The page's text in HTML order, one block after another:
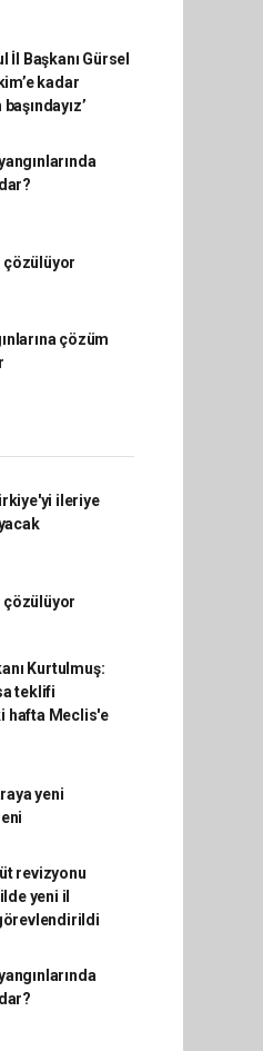
İl Başkanı Gürsel
kadar
çözülüyor
çözüm
ileriye
çözülüyor
Kurtulmuş:
teklifi
hafta Meclis'e
yeni
revizyonu
yeni il